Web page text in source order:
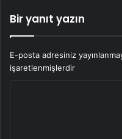
Bir yanıt yazın
E-posta adresiniz
işaretlenmişlerdir